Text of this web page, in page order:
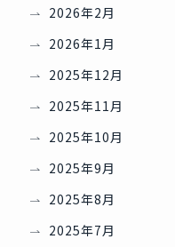
2026年2月
2026年1月
2025年12月
2025年11月
2025年10月
2025年9月
2025年8月
2025年7月